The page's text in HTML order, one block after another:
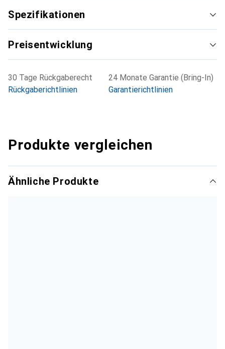
Spezifikationen
Preisentwicklung
30 Tage Rückgaberecht
Rückgaberichtlinien
24 Monate Garantie (Bring-In)
Garantierichtlinien
Produkte vergleichen
Ähnliche Produkte